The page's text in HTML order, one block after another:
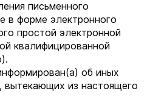
письменного
в форме электронного
простой электронной
квалифицированной
об иных
вытекающих из настоящего